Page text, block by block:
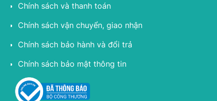
Chính sách và thanh toán
Chính sách vận chuyển, giao nhận
Chính sách bảo hành và đổi trả
Chính sách bảo mật thông tin